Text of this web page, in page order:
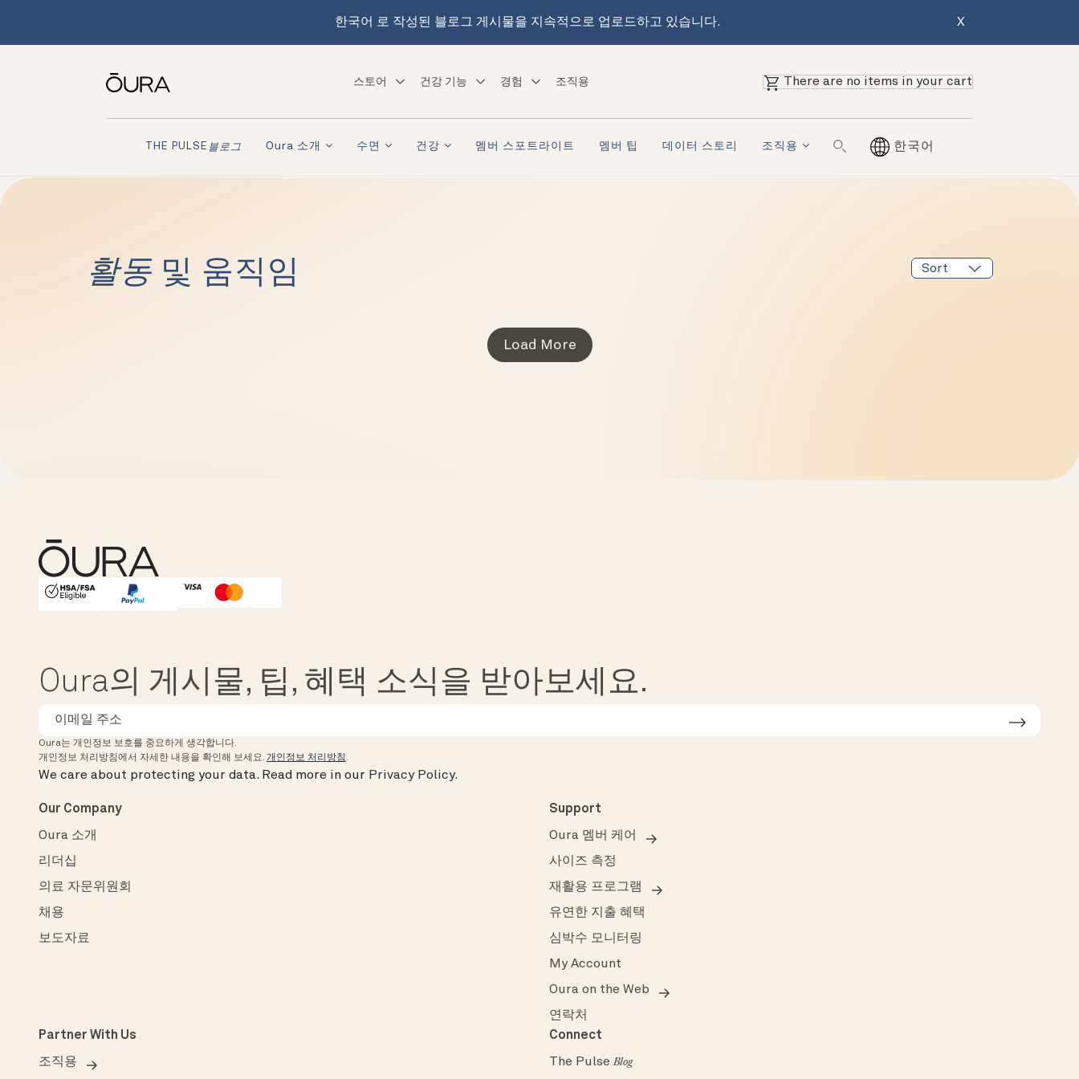
한국어 로 작성된 블로그 게시물을 지속적으로 업로드하고 있습니다. X
스토어 건강 기능 경험 조직용 There are no items in your cart
THE PULSE 블로그 Oura 소개 수면 건강 멤버 스포트라이트 멤버 팁 데이터 스토리 조직용 한국어
활동 및 움직임
Load More
HSA/FSA Eligible
Affirm
Oura의 게시물, 팁, 혜택 소식을 받아보세요.
Oura는 개인정보 보호를 중요하게 생각합니다.
개인정보 처리방침에서 자세한 내용을 확인해 보세요. 개인정보 처리방침 .
We care about protecting your data. Read more in our Privacy Policy.
Our Company
Oura 소개
리더십
의료 자문위원회
채용
보도자료
Support
Oura 멤버 케어
사이즈 측정
재활용 프로그램
유연한 지출 혜택
심박수 모니터링
My Account
Oura on the Web
연락처
Partner With Us
조직용
Connect
The PulseBlog